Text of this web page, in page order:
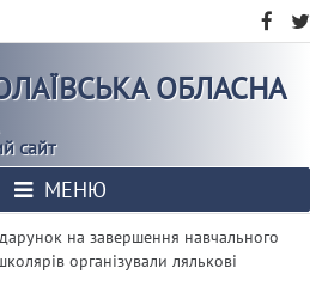
ОБЛАСНА
сайт
МЕНЮ
на завершення навчального
організували лялькові